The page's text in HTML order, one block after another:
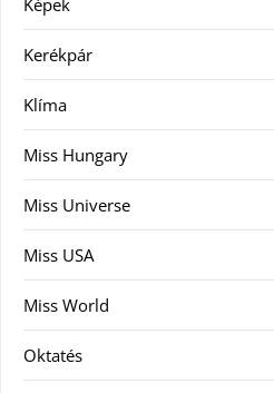
Képek
Kerékpár
Klíma
Miss Hungary
Miss Universe
Miss USA
Miss World
Oktatés